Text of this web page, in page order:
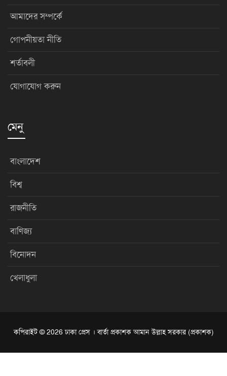
আমাদের সম্পর্কে
গোপনীয়তা নীতি
শর্তাবলী
যোগাযোগ করুন
মেনু
বাংলাদেশ
বিশ্ব
রাজনীতি
বাণিজ্য
বিনোদন
খেলাধুলা
কপিরাইট © 2026 ঢাকা প্রেস । বার্তা প্রকাশক আমান উল্লাহ সরকার (প্রকাশক)